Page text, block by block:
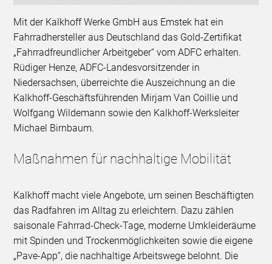
Mit der Kalkhoff Werke GmbH aus Emstek hat ein
Fahrradhersteller aus Deutschland das Gold-Zertifikat
„Fahrradfreundlicher Arbeitgeber“ vom ADFC erhalten.
Rüdiger Henze, ADFC-Landesvorsitzender in
Niedersachsen, überreichte die Auszeichnung an die
Kalkhoff-Geschäftsführenden Mirjam Van Coillie und
Wolfgang Wildemann sowie den Kalkhoff-Werksleiter
Michael Birnbaum.
Maßnahmen für nachhaltige Mobilität
Kalkhoff macht viele Angebote, um seinen Beschäftigten
das Radfahren im Alltag zu erleichtern. Dazu zählen
saisonale Fahrrad-Check-Tage, moderne Umkleideräume
mit Spinden und Trockenmöglichkeiten sowie die eigene
„Pave-App“, die nachhaltige Arbeitswege belohnt. Die